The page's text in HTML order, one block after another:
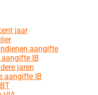
jaar
aangifte
IB
jaren
aangifte IB